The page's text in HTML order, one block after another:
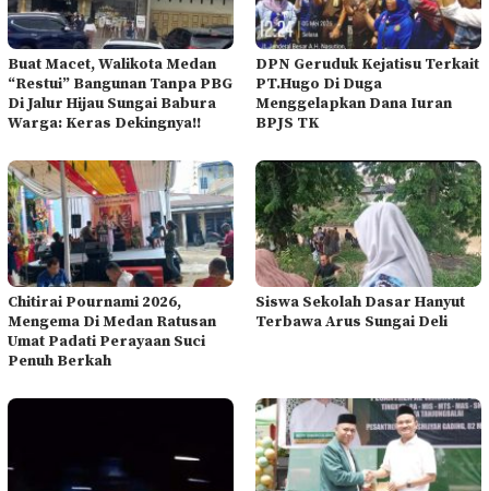
Buat Macet, Walikota Medan
“Restui” Bangunan Tanpa PBG
Di Jalur Hijau Sungai Babura
Warga: Keras Dekingnya!!
DPN Geruduk Kejatisu Terkait
PT.Hugo Di Duga
Menggelapkan Dana Iuran
BPJS TK
Chitirai Pournami 2026,
Mengema Di Medan Ratusan
Umat Padati Perayaan Suci
Penuh Berkah
Siswa Sekolah Dasar Hanyut
Terbawa Arus Sungai Deli